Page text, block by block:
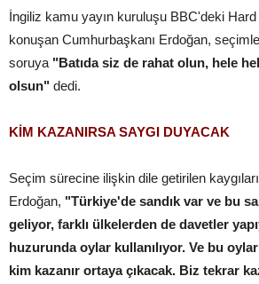
İngiliz kamu yayın kuruluşu BBC'deki Hard
konuşan Cumhurbaşkanı Erdoğan,
soruya "Batıda siz de rahat olun, hele
olsun" dedi.
KİM KAZANIRSA SAYGI DUYACAK
Seçim sürecine ilişkin dile getirilen
Erdoğan, "Türkiye'de sandık var ve bu
geliyor, farklı ülkelerden de davetler
huzurunda oylar kullanılıyor. Ve bu oylar
kim kazanır ortaya çıkacak. Biz tekrar